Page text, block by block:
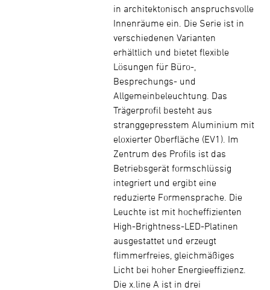
in architektonisch anspruchsvolle
Innenräume ein. Die Serie ist in
verschiedenen Varianten
erhältlich und bietet flexible
Lösungen für Büro-,
Besprechungs- und
Allgemeinbeleuchtung. Das
Trägerprofil besteht aus
stranggepresstem Aluminium mit
eloxierter Oberfläche (EV1). Im
Zentrum des Profils ist das
Betriebsgerät formschlüssig
integriert und ergibt eine
reduzierte Formensprache. Die
Leuchte ist mit hocheffizienten
High-Brightness-LED-Platinen
ausgestattet und erzeugt
flimmerfreies, gleichmäßiges
Licht bei hoher Energieeffizienz.
Die x.line A ist in drei